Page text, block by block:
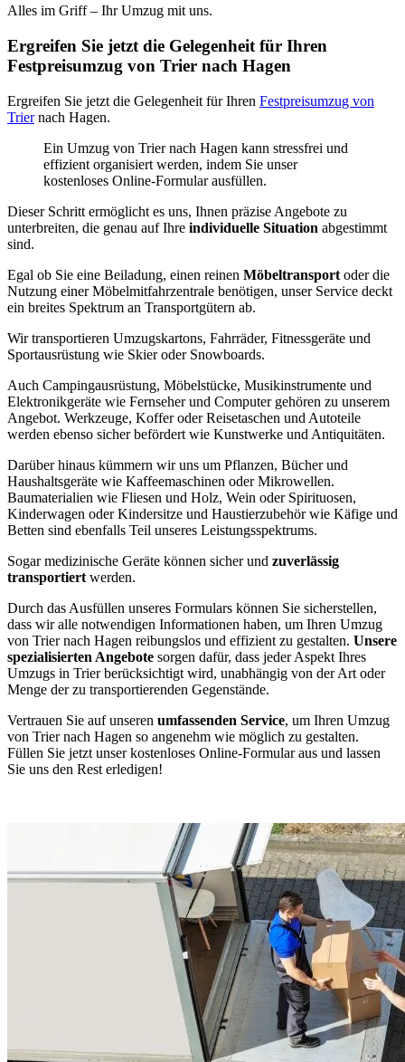
Alles im Griff – Ihr Umzug mit uns.
Ergreifen Sie jetzt die Gelegenheit für Ihren
Festpreisumzug von Trier nach Hagen
Ergreifen Sie jetzt die Gelegenheit für Ihren Festpreisumzug von
Triernach Hagen.
Ein Umzug von Trier nach Hagen kann stressfrei und
effizient organisiert werden, indem Sie unser
kostenloses Online-Formular ausfüllen.
Dieser Schritt ermöglicht es uns, Ihnen präzise Angebote zu
unterbreiten, die genau auf Ihre individuelle Situation abgestimmt
sind.
Egal ob Sie eine Beiladung, einen reinen Möbeltransport oder die
Nutzung einer Möbelmitfahrzentrale benötigen, unser Service deckt
ein breites Spektrum an Transportgütern ab.
Wir transportieren Umzugskartons, Fahrräder, Fitnessgeräte und
Sportausrüstung wie Skier oder Snowboards.
Auch Campingausrüstung, Möbelstücke, Musikinstrumente und
Elektronikgeräte wie Fernseher und Computer gehören zu unserem
Angebot. Werkzeuge, Koffer oder Reisetaschen und Autoteile
werden ebenso sicher befördert wie Kunstwerke und Antiquitäten.
Darüber hinaus kümmern wir uns um Pflanzen, Bücher und
Haushaltsgeräte wie Kaffeemaschinen oder Mikrowellen.
Baumaterialien wie Fliesen und Holz, Wein oder Spirituosen,
Kinderwagen oder Kindersitze und Haustierzubehör wie Käfige und
Betten sind ebenfalls Teil unseres Leistungsspektrums.
Sogar medizinische Geräte können sicher und zuverlässig
transportiert werden.
Durch das Ausfüllen unseres Formulars können Sie sicherstellen,
dass wir alle notwendigen Informationen haben, um Ihren Umzug
von Trier nach Hagen reibungslos und effizient zu gestalten. Unsere
spezialisierten Angebote sorgen dafür, dass jeder Aspekt Ihres
Umzugs in Trier berücksichtigt wird, unabhängig von der Art oder
Menge der zu transportierenden Gegenstände.
Vertrauen Sie auf unseren umfassenden Service, um Ihren Umzug
von Trier nach Hagen so angenehm wie möglich zu gestalten.
Füllen Sie jetzt unser kostenloses Online-Formular aus und lassen
Sie uns den Rest erledigen!